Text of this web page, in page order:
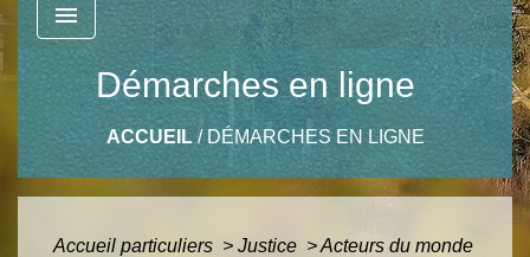
menu
Démarches en ligne
ACCUEIL/DÉMARCHES EN LIGNE
Accueil particuliers > Justice >Acteurs du monde